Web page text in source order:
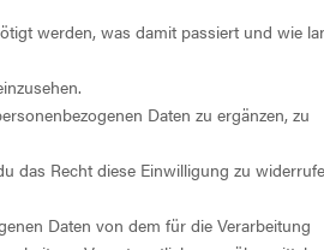
werden, was damit passiert und wie
Daten zu ergänzen, zu
das Recht diese Einwilligung zu
Daten von dem für die Verarbeitung